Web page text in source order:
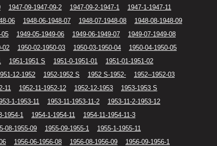
1947-09-1947-09-2 1947-09-2-1947-1
1947-1-1947-11
06 1948-06-1948-07 1948-07-1948-08
1948-08-1948-09
05 1949-05-1949-06 1949-06-1949-07
1949-07-1949-08
02 1950-02-1950-03 1950-03-1950-04
1950-04-1950-05
1951-1951 S 1951-0-1951-01
1951-01-1951-02
12-1952 1952-1952 S 1952 S-1952-
1952--1952-03
11 1952-11-1952-12 1952-12-1953
1953-1953 S
1-1953-11 1953-11-1953-11-2
1953-11-2-1953-12
1954-1 1954-1-1954-11
1954-11-1954-11-3
08-1955-09 1955-09-1955-1
1955-1-1955-11
1956-06-1956-08 1956-08-1956-09
1956-09-1956-1